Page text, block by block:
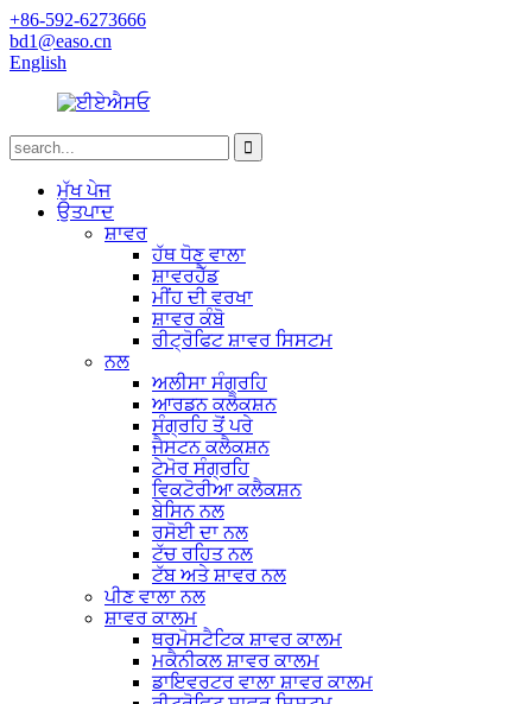
+86-592-6273666
bd1@easo.cn
English
ਮੁੱਖ ਪੇਜ
ਉਤਪਾਦ
ਸ਼ਾਵਰ
ਹੱਥ ਧੋਣ ਵਾਲਾ
ਸ਼ਾਵਰਹੈੱਡ
ਮੀਂਹ ਦੀ ਵਰਖਾ
ਸ਼ਾਵਰ ਕੰਬੋ
ਰੀਟ੍ਰੋਫਿਟ ਸ਼ਾਵਰ ਸਿਸਟਮ
ਨਲ
ਅਲੀਸਾ ਸੰਗ੍ਰਹਿ
ਆਰਡਨ ਕਲੈਕਸ਼ਨ
ਸੰਗ੍ਰਹਿ ਤੋਂ ਪਰੇ
ਜੈਸਟਨ ਕਲੈਕਸ਼ਨ
ਟੇਮੋਰ ਸੰਗ੍ਰਹਿ
ਵਿਕਟੋਰੀਆ ਕਲੈਕਸ਼ਨ
ਬੇਸਿਨ ਨਲ
ਰਸੋਈ ਦਾ ਨਲ
ਟੱਚ ਰਹਿਤ ਨਲ
ਟੱਬ ਅਤੇ ਸ਼ਾਵਰ ਨਲ
ਪੀਣ ਵਾਲਾ ਨਲ
ਸ਼ਾਵਰ ਕਾਲਮ
ਥਰਮੋਸਟੈਟਿਕ ਸ਼ਾਵਰ ਕਾਲਮ
ਮਕੈਨੀਕਲ ਸ਼ਾਵਰ ਕਾਲਮ
ਡਾਇਵਰਟਰ ਵਾਲਾ ਸ਼ਾਵਰ ਕਾਲਮ